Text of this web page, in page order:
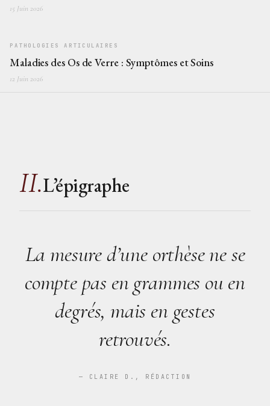
15 Juin 2026
PATHOLOGIES ARTICULAIRES
Maladies des Os de Verre : Symptômes et Soins
12 Juin 2026
II.L’épigraphe
La mesure d’une orthèse ne se
compte pas en grammes ou en
degrés, mais en gestes
retrouvés.
— CLAIRE D., RÉDACTION